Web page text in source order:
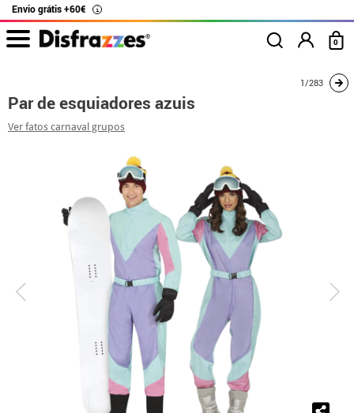
Envio grátis +60€ i
0
1/283
Par de esquiadores azuis
Ver fatos carnaval grupos